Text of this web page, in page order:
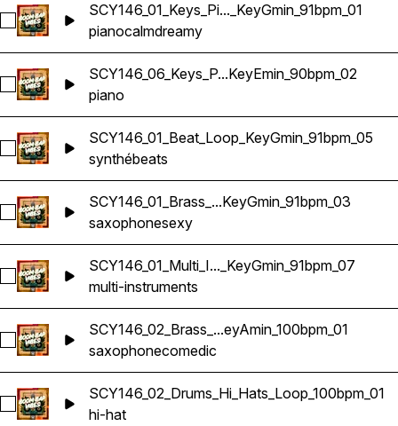
Sélectionnez
SCY146_01_Keys_Pi..._KeyGmin_91bpm_01
pianocalmdreamy
Sélectionnez
SCY146_06_Keys_P...KeyEmin_90bpm_02
piano
Sélectionnez SCY146_01_Beat_Loop_KeyGmin_91bpm_05
SCY146_01_Beat_Loop_KeyGmin_91bpm_05
synthébeats
Sélectionnez
SCY146_01_Brass_...KeyGmin_91bpm_03
saxophonesexy
Sélectionnez
SCY146_01_Multi_I..._KeyGmin_91bpm_07
multi-instruments
Sélectionnez
SCY146_02_Brass_...eyAmin_100bpm_01
saxophonecomedic
Sélectionnez SCY146_02_Drums_Hi_Hats_Loop_100bpm_01
SCY146_02_Drums_Hi_Hats_Loop_100bpm_01
hi-hat